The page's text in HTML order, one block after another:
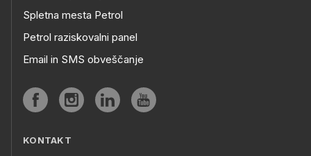
Spletna mesta Petrol
Petrol raziskovalni panel
Email in SMS obveščanje
KONTAKT